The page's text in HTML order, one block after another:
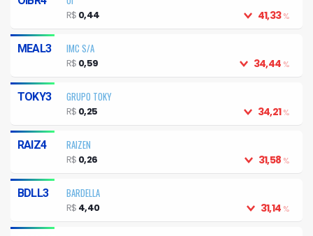
41,33%
R$ 0,44
MEAL3
IMC S/A
34,44 %
R$ 0,59
TOKY3
GRUPO TOKY
34,21%
R$ 0,25
RAIZ4
RAIZEN
31,58 %
R$ 0,26
BDLL3
BARDELLA
31,14 %
R$ 4,40